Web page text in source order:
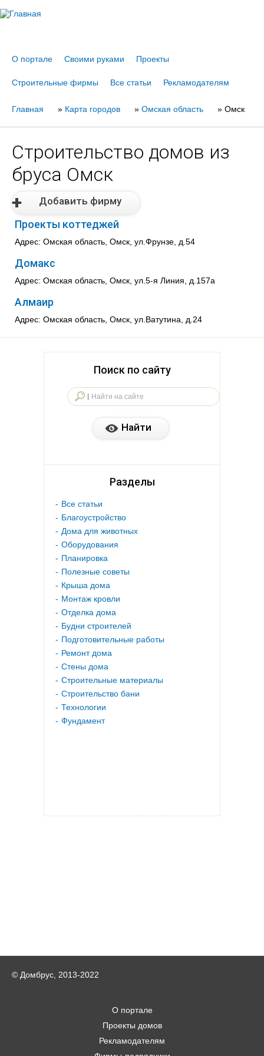
О портале Своими руками Проекты
Строительные фирмы Все статьи Рекламодателям
Вы
здесь
Главная » Карта городов » Омская область » Омск
Строительство домов из
бруса Омск
Добавить фирму
Проекты коттеджей
Адрес: Омская область, Омск, ул.Фрунзе, д.54
Домакс
Адрес: Омская область, Омск, ул.5-я Линия, д.157а
Алмаир
Адрес: Омская область, Омск, ул.Ватутина, д.24
Поиск по сайту
Разделы
Все статьи
Благоустройство
Дома для животных
Оборудования
Планировка
Полезные советы
Крыша дома
Монтаж кровли
Отделка дома
Будни строителей
Подготовительные работы
Ремонт дома
Стены дома
Строительные материалы
Строительство бани
Технологии
Фундамент
© Домбрус, 2013-2022
О портале
Проекты домов
Рекламодателям